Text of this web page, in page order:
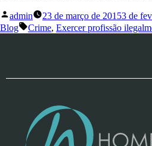
admin 23 de março de 20153 de
Blog
Crime, Exercer profissão